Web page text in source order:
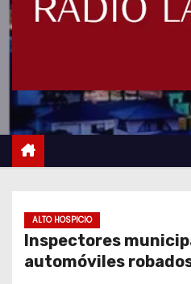
ALTO HOSPICIO
Inspectores
automóviles